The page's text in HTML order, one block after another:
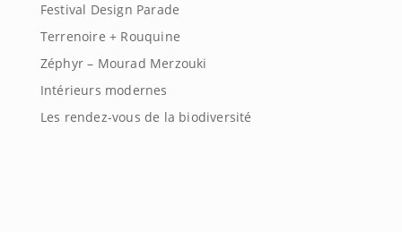
Festival Design Parade
Terrenoire + Rouquine
Zéphyr – Mourad Merzouki
Intérieurs modernes
Les rendez-vous de la biodiversité